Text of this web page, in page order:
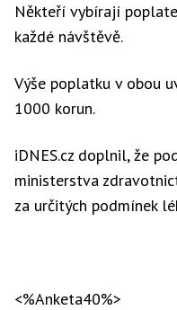
Někteří vybírají
každé návštěvě.
Výše poplatku v obou
1000 korun.
iDNES.cz doplnil, že
ministerstva
za určitých podmínek
<%Anketa40%>